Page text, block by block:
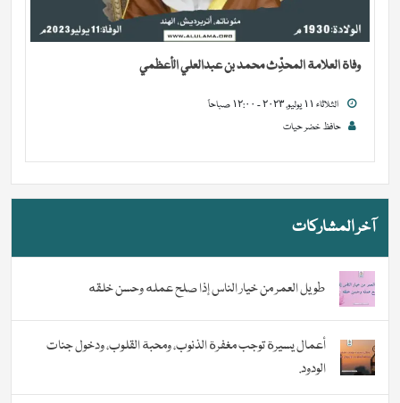
وفاة العلامة المحدِّث محمد بن عبدالعلي الأعظمي
الثلاثاء ١١ يوليو, ٢٠٢٣ - ١٢:٠٠ صباحاً
حافظ خضر حیات
آخر المشاركات
طويل العمر من خيار الناس إذا صلح عمله وحسن خلقه
أعمال يسيرة توجب مغفرة الذنوب، ومحبة القلوب، ودخول جنات
الودود.